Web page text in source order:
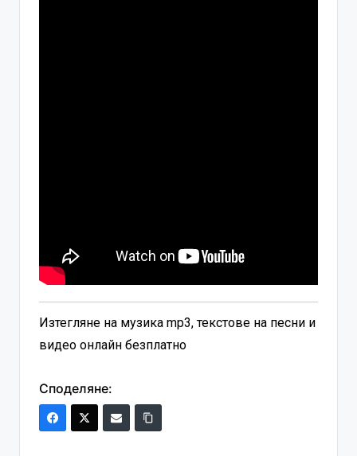
Изтегляне на музика mp3, текстове на песни и
видео онлайн безплатно
Споделяне: